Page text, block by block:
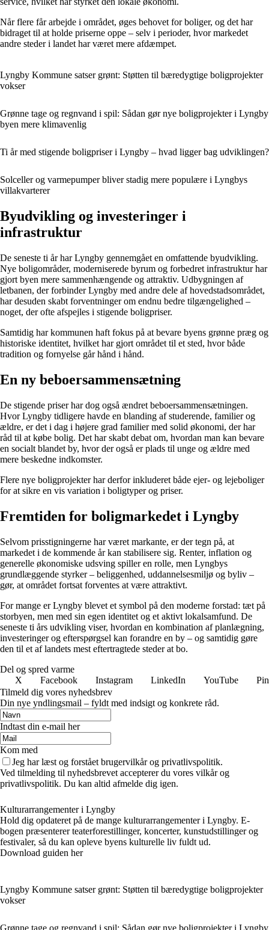
Når flere får arbejde i området, øges behovet for boliger, og det har
bidraget til at holde priserne oppe – selv i perioder, hvor markedet
andre steder i landet har været mere afdæmpet.
Lyngby Kommune satser grønt: Støtten til bæredygtige boligprojekter
vokser
Grønne tage og regnvand i spil: Sådan gør nye boligprojekter i Lyngby
byen mere klimavenlig
Ti år med stigende boligpriser i Lyngby – hvad ligger bag udviklingen?
Solceller og varmepumper bliver stadig mere populære i Lyngbys
villakvarterer
Byudvikling og investeringer i
infrastruktur
De seneste ti år har Lyngby gennemgået en omfattende byudvikling.
Nye boligområder, moderniserede byrum og forbedret infrastruktur har
gjort byen mere sammenhængende og attraktiv. Udbygningen af
letbanen, der forbinder Lyngby med andre dele af hovedstadsområdet,
har desuden skabt forventninger om endnu bedre tilgængelighed –
noget, der ofte afspejles i stigende boligpriser.
Samtidig har kommunen haft fokus på at bevare byens grønne præg og
historiske identitet, hvilket har gjort området til et sted, hvor både
tradition og fornyelse går hånd i hånd.
En ny beboersammensætning
De stigende priser har dog også ændret beboersammensætningen.
Hvor Lyngby tidligere havde en blanding af studerende, familier og
ældre, er det i dag i højere grad familier med solid økonomi, der har
råd til at købe bolig. Det har skabt debat om, hvordan man kan bevare
en socialt blandet by, hvor der også er plads til unge og ældre med
mere beskedne indkomster.
Flere nye boligprojekter har derfor inkluderet både ejer- og lejeboliger
for at sikre en vis variation i boligtyper og priser.
Fremtiden for boligmarkedet i Lyngby
Selvom prisstigningerne har været markante, er der tegn på, at
markedet i de kommende år kan stabilisere sig. Renter, inflation og
generelle økonomiske udsving spiller en rolle, men Lyngbys
grundlæggende styrker – beliggenhed, uddannelsesmiljø og byliv –
gør, at området fortsat forventes at være attraktivt.
For mange er Lyngby blevet et symbol på den moderne forstad: tæt på
storbyen, men med sin egen identitet og et aktivt lokalsamfund. De
seneste ti års udvikling viser, hvordan en kombination af planlægning,
investeringer og efterspørgsel kan forandre en by – og samtidig gøre
den til et af landets mest eftertragtede steder at bo.
Del og spred varme
X
Facebook Instagram LinkedIn YouTube
Tilmeld dig vores nyhedsbrev
Din nye yndlingsmail – fyldt med indsigt og konkrete råd.
Indtast din e-mail her
Kom med
Jeg har læst og forstået brugervilkår og privatlivspolitik.
Ved tilmelding til nyhedsbrevet accepterer du vores vilkår og
privatlivspolitik. Du kan altid afmelde dig igen.
Kulturarrangementer i Lyngby
Hold dig opdateret på de mange kulturarrangementer i Lyngby. E-
bogen præsenterer teaterforestillinger, koncerter, kunstudstillinger og
festivaler, så du kan opleve byens kulturelle liv fuldt ud.
Download guiden her
Lyngby Kommune satser grønt: Støtten til bæredygtige boligprojekter
vokser
Grønne tage og regnvand i spil: Sådan gør nye boligprojekter i Lyngby